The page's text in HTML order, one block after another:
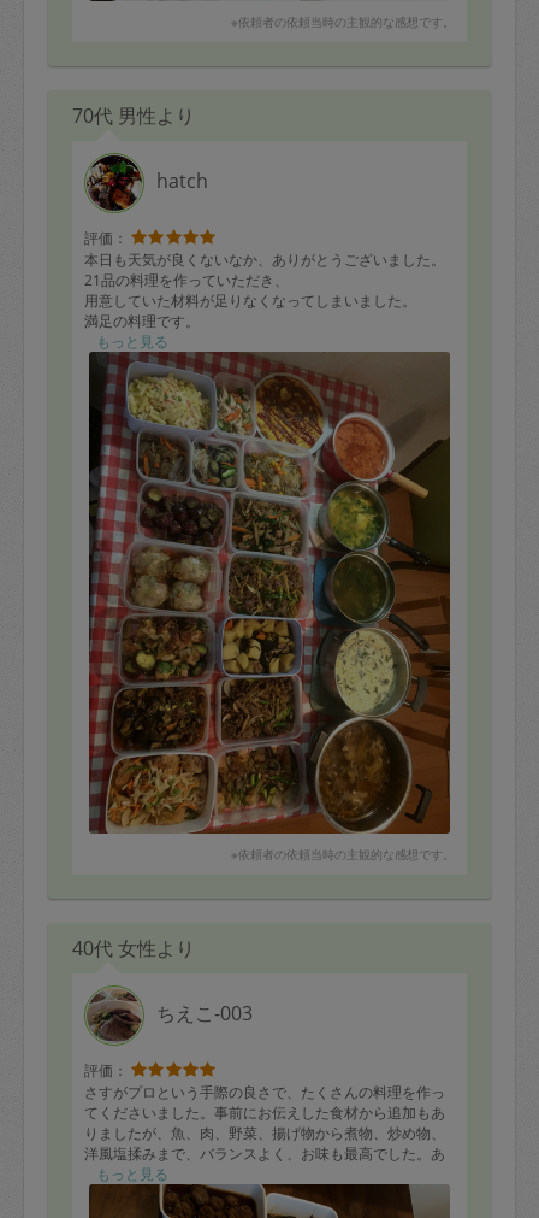
※依頼者の依頼当時の主観的な感想です。
70代 男性より
hatch
評価：
本日も天気が良くないなか、ありがとうございました。
21品の料理を作っていただき、
用意していた材料が足りなくなってしまいました。
満足の料理です。
次回も、又よろしくおねがいします。
もっと見る
※依頼者の依頼当時の主観的な感想です。
40代 女性より
ちえこ-003
評価：
さすがプロという手際の良さで、たくさんの料理を作っ
てくださいました。事前にお伝えした食材から追加もあ
りましたが、魚、肉、野菜、揚げ物から煮物、炒め物、
洋風塩揉みまで、バランスよく、お味も最高でした。あ
まりに素晴らしいので我が家の材料でこんなお料理が作
れるなんて、、！と、夫まで驚いていました。私だけで
もっと見る